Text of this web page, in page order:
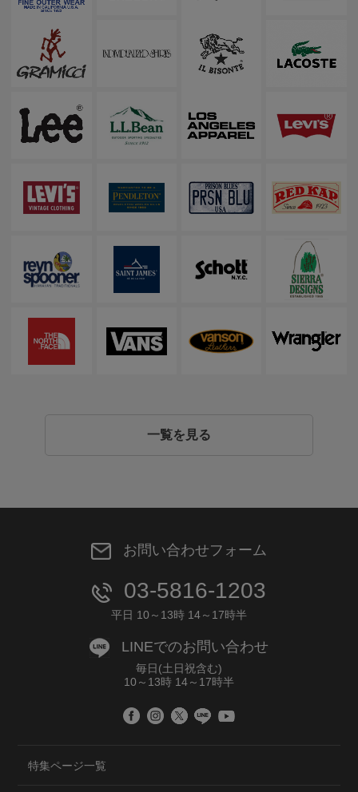
一覧を見る
お問い合わせフォーム
03-5816-1203
平日 10～13時 14～17時半
LINEでのお問い合わせ
毎日(土日祝含む)
10～13時 14～17時半
特集ページ一覧